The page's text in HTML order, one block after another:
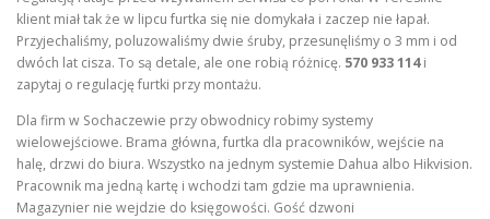
klient miał tak że w lipcu furtka się nie domykała i zaczep nie łapał.
Przyjechaliśmy, poluzowaliśmy dwie śruby, przesunęliśmy o 3 mm i od
dwóch lat cisza. To są detale, ale one robią różnicę. 570 933 114i
zapytaj o regulację furtki przy montażu.
Dla firm w Sochaczewie przy obwodnicy robimy systemy
wielowejściowe. Brama główna, furtka dla pracowników, wejście na
halę, drzwi do biura. Wszystko na jednym systemie Dahua albo Hikvision.
Pracownik ma jedną kartę i wchodzi tam gdzie ma uprawnienia.
Magazynier nie wejdzie do księgowości. Gość dzwoni